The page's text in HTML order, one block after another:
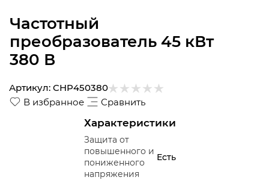
Частотный
преобразователь 45 кВт
380 В
В избранное Сравнить
Артикул: CHP450380
Характеристики
Защита от
повышенного и
пониженного
напряжения
Есть